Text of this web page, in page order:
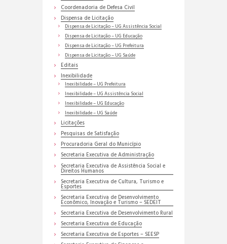
Coordenadoria de Defesa Civil
Dispensa de Licitação
Dispensa de Licitação – UG Assistência Social
Dispensa de Licitação – UG Educação
Dispensa de Licitação – UG Prefeitura
Dispensa de Licitação – UG Saúde
Editais
Inexibilidade
Inexibilidade – UG Prefeitura
Inexibilidade – UG Assistência Social
Inexibilidade – UG Educação
Inexibilidade – UG Saúde
Licitações
Pesquisas de Satisfação
Procuradoria Geral do Município
Secretaria Executiva de Administração
Secretaria Executiva de Assistência Social e
Direitos Humanos
Secretaria Executiva de Cultura, Turismo e
Esportes
Secretaria Executiva de Desenvolvimento
Econômico, Inovação e Turismo – SEDEIT
Secretaria Executiva de Desenvolvimento Rural
Secretaria Executiva de Educação
Secretaria Executiva de Esportes – SEESP